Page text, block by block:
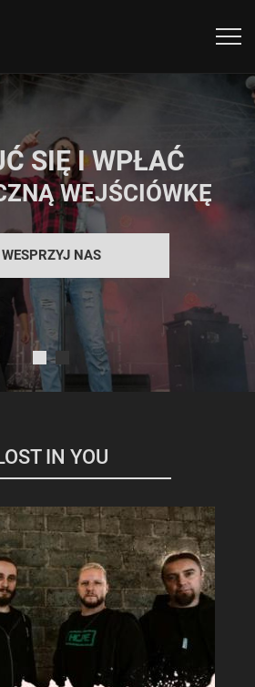
SIĘ I WPŁAĆ
WEJŚCIÓWKĘ
WESPRZYJ NAS
IN YOU